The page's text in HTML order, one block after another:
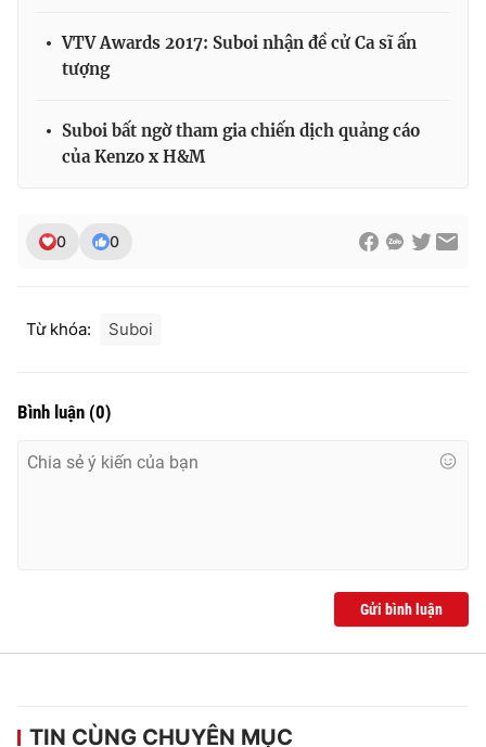
Email:toasoan@vtv.vn
Liên hệ quảng cáo:
thông tin từ website này.
VTV Awards 2017: Suboi nhận đề cử Ca sĩ ấn
tượng
Suboi bất ngờ tham gia chiến dịch quảng cáo
của Kenzo x H&M
0 0
Từ khóa: Suboi
Bình luận (0)
Gửi bình luận
TIN CÙNG CHUYÊN MỤC